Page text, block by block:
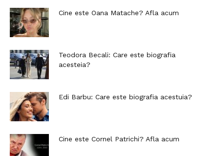
Cine este Oana Matache? Afla acum
Teodora Becali: Care este biografia
acesteia?
Edi Barbu: Care este biografia acestuia?
Cine este Cornel Patrichi? Afla acum